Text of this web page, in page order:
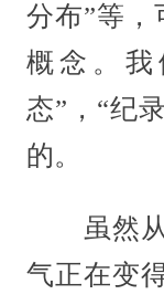
分布”等，
概念。我
态”，“纪
的。
虽然从
气正在变